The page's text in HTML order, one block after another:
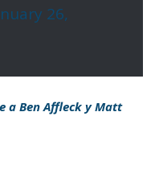
26,
a Ben Affleck y Matt